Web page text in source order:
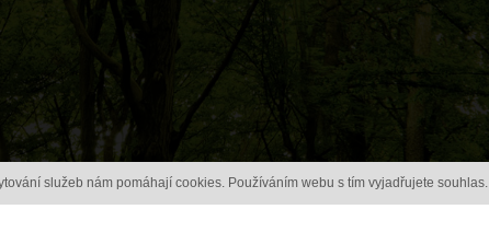
služeb nám pomáhají cookies. Používáním webu s tím vyjadřujete souhlas.